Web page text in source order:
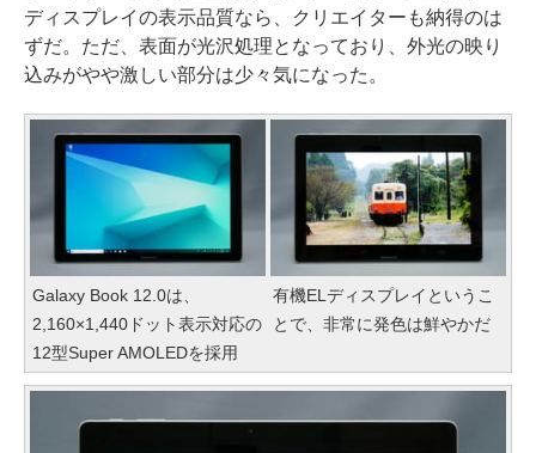
ディスプレイの表示品質なら、クリエイターも納得のは
ずだ。ただ、表面が光沢処理となっており、外光の映り
込みがやや激しい部分は少々気になった。
Galaxy Book 12.0は、
2,160×1,440ドット表示対応の
12型Super AMOLEDを採用
有機ELディスプレイというこ
とで、非常に発色は鮮やかだ